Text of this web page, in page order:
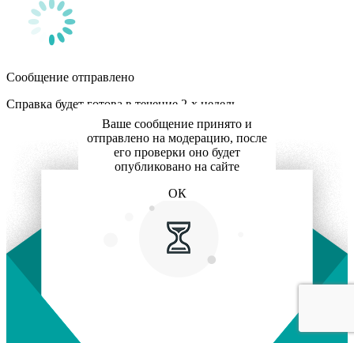
Ваше сообщение принято и
отправлено на модерацию, после
его проверки оно будет
опубликовано на сайте
ОК
Сообщение отправлено
Справка будет готова в течение 2-х недель